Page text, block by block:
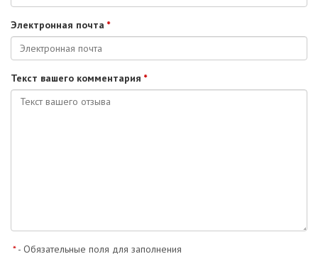
Электронная почта *
Текст вашего комментария *
*- Обязательные поля для заполнения